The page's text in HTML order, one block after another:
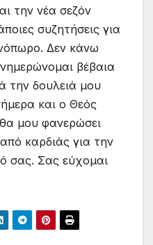
την νέα σεζόν
συζητήσεις για
Δεν κάνω
βέβαια
την δουλειά μου
και ο Θεός
μου φανερώσει
καρδιάς για την
σας. Σας εύχομαι